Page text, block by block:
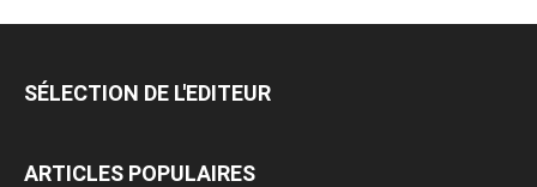
SÉLECTION DE L'EDITEUR
ARTICLES POPULAIRES